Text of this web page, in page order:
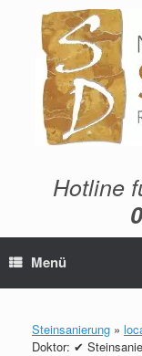
springen
Hotline
Menü
Steinsanierung »
Doktor: ✔